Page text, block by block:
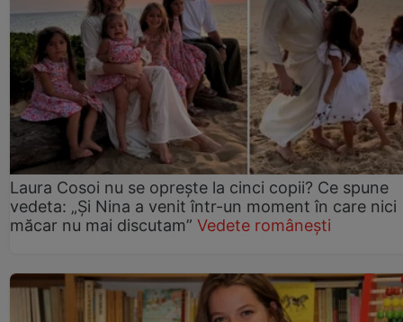
Laura Cosoi nu se oprește la cinci copii? Ce spune
vedeta: „Și Nina a venit într-un moment în care nici
măcar nu mai discutam” Vedete românești